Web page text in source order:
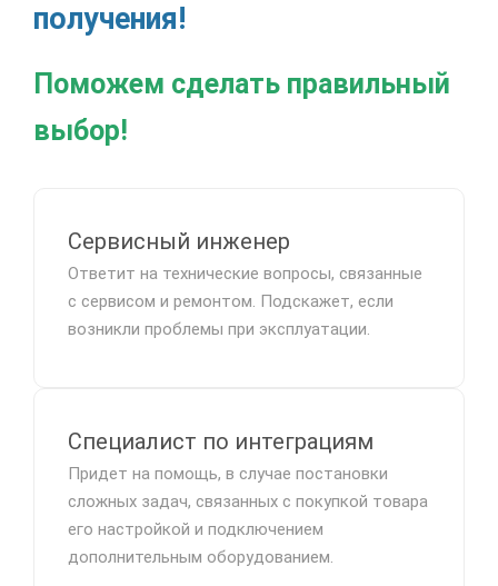
получения!
Поможем сделать правильный
выбор!
Сервисный инженер
Ответит на технические вопросы, связанные
с сервисом и ремонтом. Подскажет, если
возникли проблемы при эксплуатации.
Специалист по интеграциям
Придет на помощь, в случае постановки
сложных задач, связанных с покупкой товара
его настройкой и подключением
дополнительным оборудованием.